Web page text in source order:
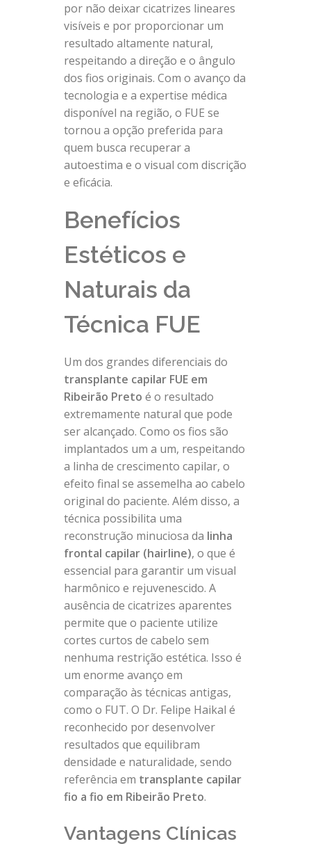
por não deixar cicatrizes lineares
visíveis e por proporcionar um
resultado altamente natural,
respeitando a direção e o ângulo
dos fios originais. Com o avanço da
tecnologia e a expertise médica
disponível na região, o FUE se
tornou a opção preferida para
quem busca recuperar a
autoestima e o visual com discrição
e eficácia.
Benefícios
Estéticos e
Naturais da
Técnica FUE
Um dos grandes diferenciais do
transplante capilar FUE em
Ribeirão Preto é o resultado
extremamente natural que pode
ser alcançado. Como os fios são
implantados um a um, respeitando
a linha de crescimento capilar, o
efeito final se assemelha ao cabelo
original do paciente. Além disso, a
técnica possibilita uma
reconstrução minuciosa da linha
frontal capilar (hairline), o que é
essencial para garantir um visual
harmônico e rejuvenescido. A
ausência de cicatrizes aparentes
permite que o paciente utilize
cortes curtos de cabelo sem
nenhuma restrição estética. Isso é
um enorme avanço em
comparação às técnicas antigas,
como o FUT. O Dr. Felipe Haikal é
reconhecido por desenvolver
resultados que equilibram
densidade e naturalidade, sendo
referência em transplante capilar
fio a fio em Ribeirão Preto.
Vantagens Clínicas